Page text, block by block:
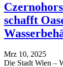
schafft
Mrz 10, 2025
Die Stadt Wien –